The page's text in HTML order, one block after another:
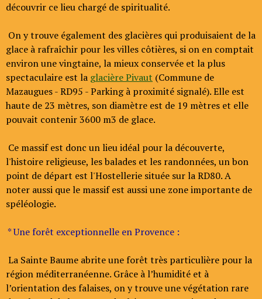
découvrir ce lieu chargé de spiritualité.
On y trouve également des glacières qui produisaient de la
glace à rafraîchir pour les villes côtières, si on en comptait
environ une vingtaine, la mieux conservée et la plus
spectaculaire est la glacière Pivaut (Commune de
Mazaugues - RD95 - Parking à proximité signalé). Elle est
haute de 23 mètres, son diamètre est de 19 mètres et elle
pouvait contenir 3600 m3 de glace.
Ce massif est donc un lieu idéal pour la découverte,
l'histoire religieuse, les balades et les randonnées, un bon
point de départ est l'Hostellerie située sur la RD80. A
noter aussi que le massif est aussi une zone importante de
spéléologie.
* Une forêt exceptionnelle en Provence :
La Sainte Baume abrite une forêt très particulière pour la
région méditerranéenne. Grâce à l’humidité et à
l’orientation des falaises, on y trouve une végétation rare